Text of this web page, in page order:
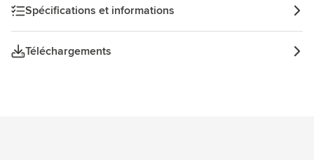
économie circulaire. Conception hollandaise. Fabriqué en
Spécifications et informations
Téléchargements